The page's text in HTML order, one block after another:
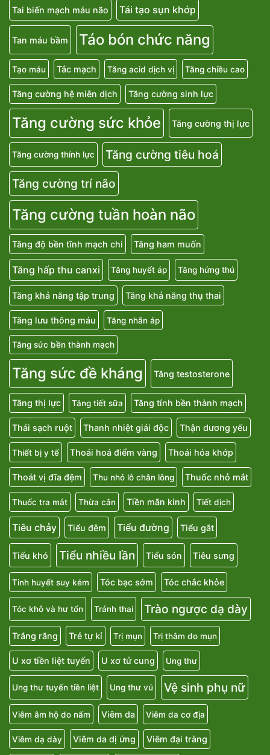
Tai biến mạch máu não Tái tạo sụn khớp
Tan máu bầm Táo bón chức năng
Tạo máu Tắc mạch Tăng acid dịch vị Tăng chiều cao
Tăng cường hệ miễn dịch Tăng cường sinh lực
Tăng cường sức khỏe Tăng cường thị lực
Tăng cường thính lực
Tăng cường tiêu hoá
Tăng cường trí não
Tăng cường tuần hoàn não
Tăng độ bền tĩnh mạch chi Tăng ham muốn
Tăng hấp thu canxi Tăng huyết áp Tăng hứng thú
Tăng khả năng tập trung Tăng khả năng thụ thai
Tăng lưu thông máu Tăng nhãn áp
Tăng sức bền thành mạch
Tăng sức đề kháng Tăng testosterone
Tăng thị lực Tăng tiết sữa Tăng tính bền thành mạch
Thải sạch ruột Thanh nhiệt giải độc Thận dương yếu
Thiết bị y tế Thoái hoá điểm vàng Thoái hóa khớp
Thoát vị đĩa đệm Thu nhỏ lỗ chân lông Thuốc nhỏ mắt
Thuốc tra mắt Thừa cân Tiền mãn kinh Tiết dịch
Tiêu chảy Tiểu đêm Tiểu đường Tiểu gắt
Tiểu khó Tiểu nhiều lần Tiểu són Tiêu sưng
Tinh huyết suy kém Tóc bạc sớm Tóc chắc khỏe
Tóc khô và hư tổn Tránh thai Trào ngược dạ dày
Trắng răng Trẻ tự kỉ Trị mụn Trị thâm do mụn
U xơ tiền liệt tuyến U xơ tử cung Ung thư
Ung thư tuyến tiền liệt Ung thư vú Vệ sinh phụ nữ
Viêm âm hộ do nấm Viêm da Viêm da cơ địa
Viêm dạ dày Viêm da dị ứng Viêm đại tràng